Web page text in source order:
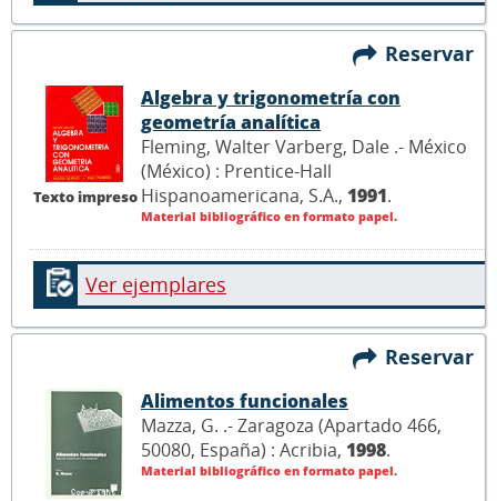
Reservar
Texto impreso
Algebra y trigonometría con
geometría analítica
Fleming, Walter Varberg, Dale .- México
(México) : Prentice-Hall
Hispanoamericana, S.A., 1991.
Material bibliográfico en formato papel.
Ver ejemplares
Reservar
Alimentos funcionales
Mazza, G. .- Zaragoza (Apartado 466,
50080, España) : Acribia, 1998.
Material bibliográfico en formato papel.